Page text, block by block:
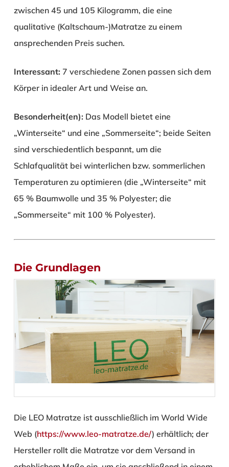
zwischen 45 und 105 Kilogramm, die eine
qualitative (Kaltschaum-)Matratze zu einem
ansprechenden Preis suchen.
Interessant: 7 verschiedene Zonen passen sich dem
Körper in idealer Art und Weise an.
Besonderheit(en): Das Modell bietet eine
„Winterseite“ und eine „Sommerseite“; beide Seiten
sind verschiedentlich bespannt, um die
Schlafqualität bei winterlichen bzw. sommerlichen
Temperaturen zu optimieren (die „Winterseite“ mit
65 % Baumwolle und 35 % Polyester; die
„Sommerseite“ mit 100 % Polyester).
Die Grundlagen
Die LEO Matratze ist ausschließlich im World Wide
Web (https://www.leo-matratze.de/) erhältlich; der
Hersteller rollt die Matratze vor dem Versand in